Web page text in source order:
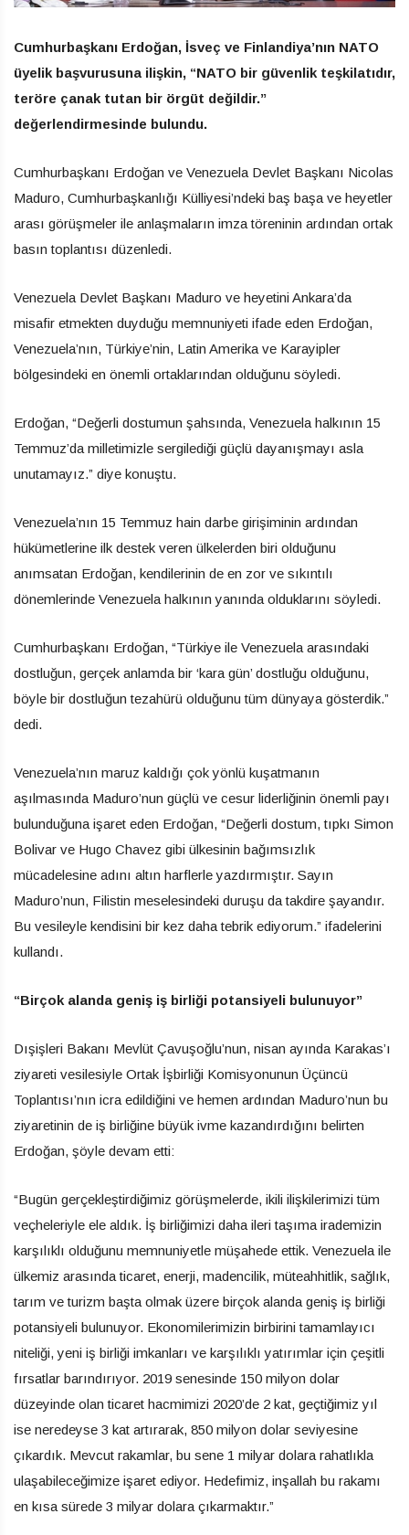
Cumhurbaşkanı Erdoğan, İsveç ve Finlandiya’nın NATO
üyelik başvurusuna ilişkin, “NATO bir güvenlik teşkilatıdır,
teröre çanak tutan bir örgüt değildir.”
değerlendirmesinde bulundu.
Cumhurbaşkanı Erdoğan ve Venezuela Devlet Başkanı Nicolas
Maduro, Cumhurbaşkanlığı Külliyesi’ndeki baş başa ve heyetler
arası görüşmeler ile anlaşmaların imza töreninin ardından ortak
basın toplantısı düzenledi.
Venezuela Devlet Başkanı Maduro ve heyetini Ankara’da
misafir etmekten duyduğu memnuniyeti ifade eden Erdoğan,
Venezuela’nın, Türkiye’nin, Latin Amerika ve Karayipler
bölgesindeki en önemli ortaklarından olduğunu söyledi.
Erdoğan, “Değerli dostumun şahsında, Venezuela halkının 15
Temmuz’da milletimizle sergilediği güçlü dayanışmayı asla
unutamayız.” diye konuştu.
Venezuela’nın 15 Temmuz hain darbe girişiminin ardından
hükümetlerine ilk destek veren ülkelerden biri olduğunu
anımsatan Erdoğan, kendilerinin de en zor ve sıkıntılı
dönemlerinde Venezuela halkının yanında olduklarını söyledi.
Cumhurbaşkanı Erdoğan, “Türkiye ile Venezuela arasındaki
dostluğun, gerçek anlamda bir ‘kara gün’ dostluğu olduğunu,
böyle bir dostluğun tezahürü olduğunu tüm dünyaya gösterdik.”
dedi.
Venezuela’nın maruz kaldığı çok yönlü kuşatmanın
aşılmasında Maduro’nun güçlü ve cesur liderliğinin önemli payı
bulunduğuna işaret eden Erdoğan, “Değerli dostum, tıpkı Simon
Bolivar ve Hugo Chavez gibi ülkesinin bağımsızlık
mücadelesine adını altın harflerle yazdırmıştır. Sayın
Maduro’nun, Filistin meselesindeki duruşu da takdire şayandır.
Bu vesileyle kendisini bir kez daha tebrik ediyorum.” ifadelerini
kullandı.
“Birçok alanda geniş iş birliği potansiyeli bulunuyor”
Dışişleri Bakanı Mevlüt Çavuşoğlu’nun, nisan ayında Karakas’ı
ziyareti vesilesiyle Ortak İşbirliği Komisyonunun Üçüncü
Toplantısı’nın icra edildiğini ve hemen ardından Maduro’nun bu
ziyaretinin de iş birliğine büyük ivme kazandırdığını belirten
Erdoğan, şöyle devam etti:
“Bugün gerçekleştirdiğimiz görüşmelerde, ikili ilişkilerimizi tüm
veçheleriyle ele aldık. İş birliğimizi daha ileri taşıma irademizin
karşılıklı olduğunu memnuniyetle müşahede ettik. Venezuela ile
ülkemiz arasında ticaret, enerji, madencilik, müteahhitlik, sağlık,
tarım ve turizm başta olmak üzere birçok alanda geniş iş birliği
potansiyeli bulunuyor. Ekonomilerimizin birbirini tamamlayıcı
niteliği, yeni iş birliği imkanları ve karşılıklı yatırımlar için çeşitli
fırsatlar barındırıyor. 2019 senesinde 150 milyon dolar
düzeyinde olan ticaret hacmimizi 2020’de 2 kat, geçtiğimiz yıl
ise neredeyse 3 kat artırarak, 850 milyon dolar seviyesine
çıkardık. Mevcut rakamlar, bu sene 1 milyar dolara rahatlıkla
ulaşabileceğimize işaret ediyor. Hedefimiz, inşallah bu rakamı
en kısa sürede 3 milyar dolara çıkarmaktır.”